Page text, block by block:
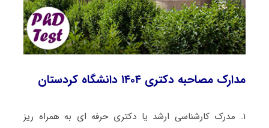
مدارک مصاحبه دکتری ۱۴۰۴ دانشگاه کردستان
۱. مدرک کارشناسی ارشد یا دکتری حرفه ای به همراه ریز